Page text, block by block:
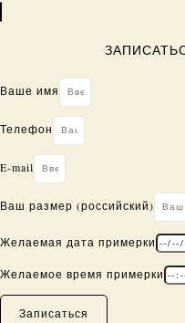
Ваше имя
Телефон
E-mail
Ваш размер (российский)
Желаемая дата примерки
Желаемое время примерки
Записаться